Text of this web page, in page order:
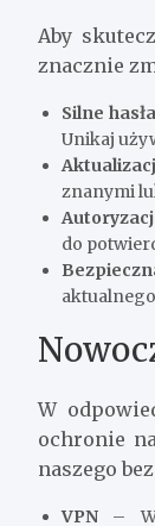
Aby
znacznie
Silne hasła
Unikaj
znanymi
do
W
ochronie
naszego
VPN –